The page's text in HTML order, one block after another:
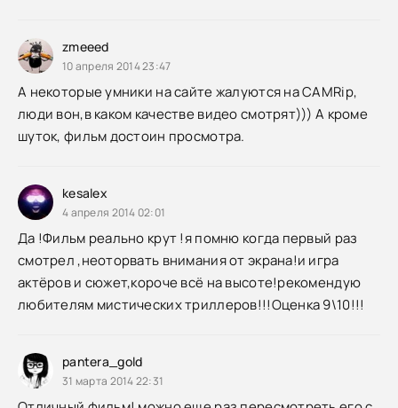
zmeeed
10 апреля 2014 23:47
А некоторые умники на сайте жалуются на CAMRip,
люди вон,в каком качестве видео смотрят))) А кроме
шуток, фильм достоин просмотра.
kesalex
4 апреля 2014 02:01
Да !Фильм реально крут !я помню когда первый раз
смотрел ,неоторвать внимания от экрана!и игра
актёров и сюжет,короче всё на высоте!рекомендую
любителям мистических триллеров!!!Оценка 9\10!!!
pantera_gold
31 марта 2014 22:31